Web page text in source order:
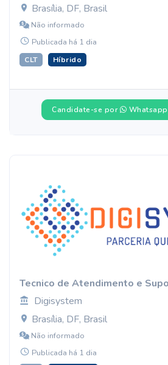
Brasília, DF, Brasil
Não informado
Publicada há 1 dia
CLT Híbrido
Candidate-se por Whatsapp
Tecnico de Atendimento e
Digisystem
Brasília, DF, Brasil
Não informado
Publicada há 1 dia